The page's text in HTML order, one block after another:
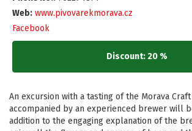
Web: www.pivovarekmorava.cz
Facebook
Discount: 20 %
An excursion with a tasting of the Morava
accompanied by an experienced brewer will
addition to the engaging explanation of the